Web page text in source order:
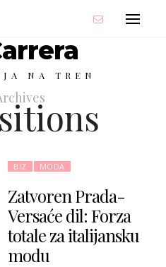
NA TREN
BIZ MODA
Zatvoren Prada-
Versaće dil: Forza
totale za italijansku
modu